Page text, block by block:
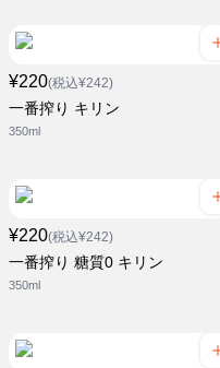
¥220(税込¥242)
一番搾り キリン
350ml
¥220(税込¥242)
一番搾り 糖質0 キリン
350ml